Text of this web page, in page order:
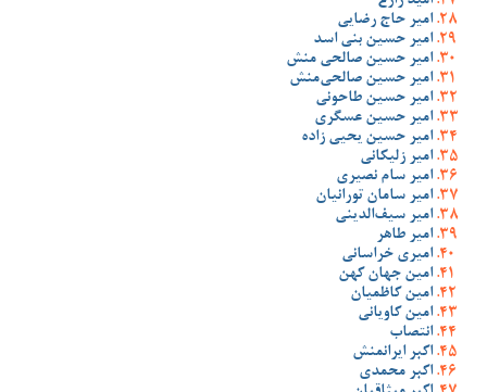
امیر حاج رضایی
امیر حسین بنی اسد
امیر حسین صالحی منش
امیر حسین صالحی‌منش
امیر حسین طاحونی
امیر حسین عسگری
امیر حسین یحیی زاده
امیر زلیکانی
امیر سام نصیری
امیر سامان تورانیان
امیر سیف‌الدینی
امیر طاهر
امیری خراسانی
امین جهان کهن
امین کاظمیان
امین کاویانی
انتصاب
اکبر ایرانمنش
اکبر محمدی